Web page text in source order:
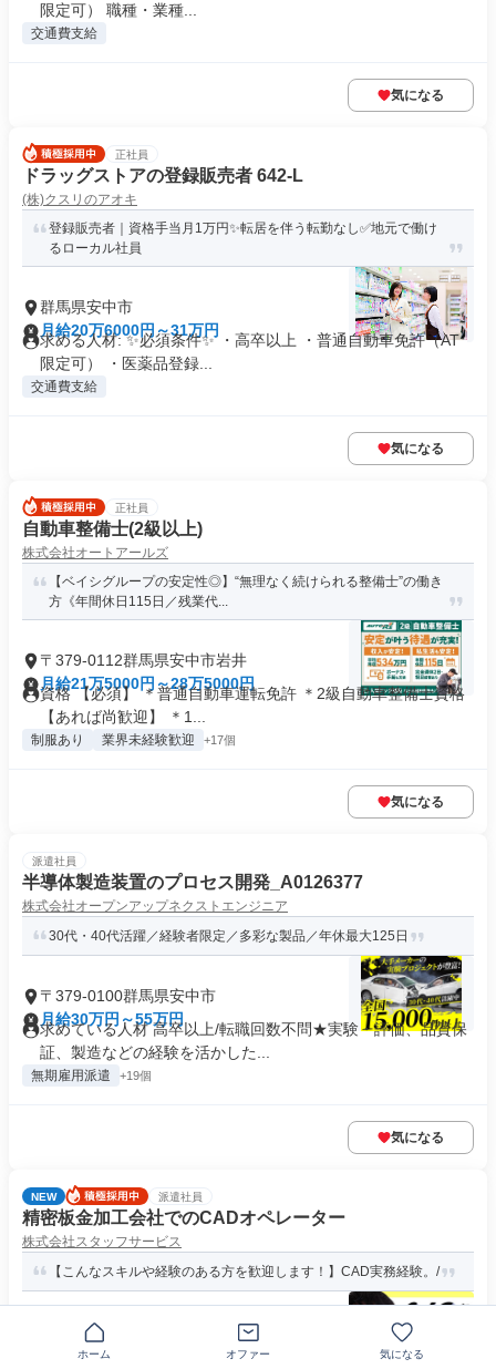
限定可） 職種・業種...
交通費支給
気になる
正社員
ドラッグストアの登録販売者 642-L
(株)クスリのアオキ
登録販売者｜資格手当月1万円✨転居を伴う転勤なし✅地元で働け
るローカル社員
群馬県安中市
月給20万6000円～31万円
求める人材: ✨必須条件✨ ・高卒以上 ・普通自動車免許（AT
限定可） ・医薬品登録...
交通費支給
気になる
正社員
自動車整備士(2級以上)
株式会社オートアールズ
【ベイシグループの安定性◎】“無理なく続けられる整備士”の働き
方《年間休日115日／残業代...
〒379-0112群馬県安中市岩井
月給21万5000円～28万5000円
資格 【必須】 ＊普通自動車運転免許 ＊2級自動車整備士資格
【あれば尚歓迎】 ＊1...
制服あり 業界未経験歓迎 +17個
気になる
派遣社員
半導体製造装置のプロセス開発_A0126377
株式会社オープンアップネクストエンジニア
30代・40代活躍／経験者限定／多彩な製品／年休最大125日
〒379-0100群馬県安中市
月給30万円～55万円
求めている人材 高卒以上/転職回数不問★実験・評価、品質保
証、製造などの経験を活かした...
無期雇用派遣 +19個
気になる
NEW 派遣社員
精密板金加工会社でのCADオペレーター
株式会社スタッフサービス
【こんなスキルや経験のある方を歓迎します！】CAD実務経験。/
〒379-0115群馬県安中市中宿
月給23万5000円～27万3700円
資格 【こんなスキルや経験のある方を歓迎します！】CAD実
ホーム オファー 気になる